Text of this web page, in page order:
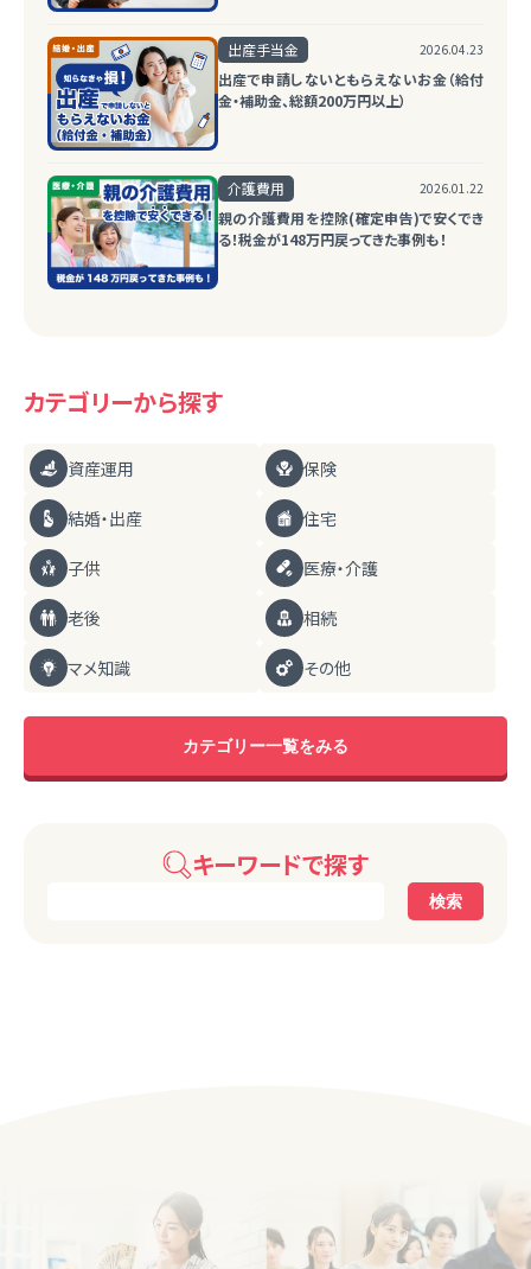
出産手当金 2026.04.23
出産で申請しないともらえないお金（給付
金・補助金、総額200万円以上）
介護費用 2026.01.22
親の介護費用を控除(確定申告)で安くでき
る！税金が148万円戻ってきた事例も！
カテゴリーから探す
資産運用 保険
結婚・出産 住宅
子供 医療・介護
老後 相続
マメ知識 その他
カテゴリー一覧をみる
キーワードで探す
検索